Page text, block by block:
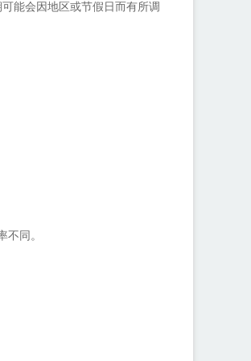
能会因地区或节假日而有所调
同。